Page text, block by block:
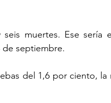
muertes. Ese sería
septiembre.
del 1,6 por ciento, la